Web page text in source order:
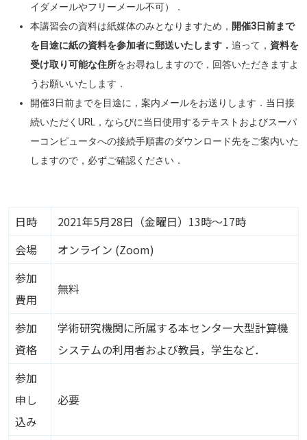
イダメールやフリーメール不可）．
本講習会の資料は紙媒体のみとなりますため， 開催3日前まで
を目途に紙の資料を参加者に郵送いたします． 追って， 資料を
受け取り可能な住所をお尋ねしますので，回答いただきますよ
うお願いいたします．
開催3日前までを目途に，案内メールをお送りします．当日接
続いただくURL，ならびに当日使用するテキストおよびスーパ
ーコンピュータへの接続手順書のダウンロード先をご案内いた
しますので，必ずご確認ください．
日時
2021年5月28日（金曜日）13時～17時
会場
オンライン (Zoom)
参加
費用
無料
参加
資格
学術研究機関に所属する本センター大型計算機
システムの利用者および教員，学生など．
参加
申し
込み
必要